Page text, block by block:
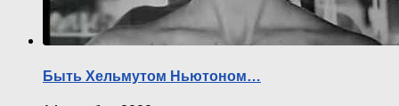
Быть Хельмутом Ньютоном…